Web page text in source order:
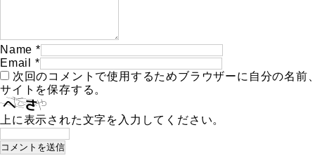
Name *
Email
*
次回のコメントで使用するためブラウザーに自分の名前
サイトを保存する。
上に表示された文字を入力してください。